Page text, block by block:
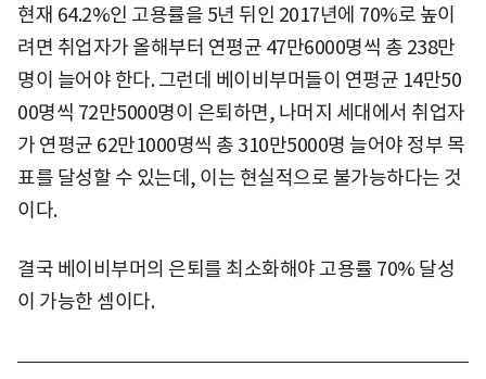
현재 64.2%인 고용률을 5년 뒤인 2017년에 70%로 높이
려면 취업자가 올해부터 연평균 47만6000명씩 총 238만
명이 늘어야 한다. 그런데 베이비부머들이 연평균 14만50
00명씩 72만5000명이 은퇴하면, 나머지 세대에서 취업자
가 연평균 62만1000명씩 총 310만5000명 늘어야 정부 목
표를 달성할 수 있는데, 이는 현실적으로 불가능하다는 것
이다.
결국 베이비부머의 은퇴를 최소화해야 고용률 70% 달성
이 가능한 셈이다.